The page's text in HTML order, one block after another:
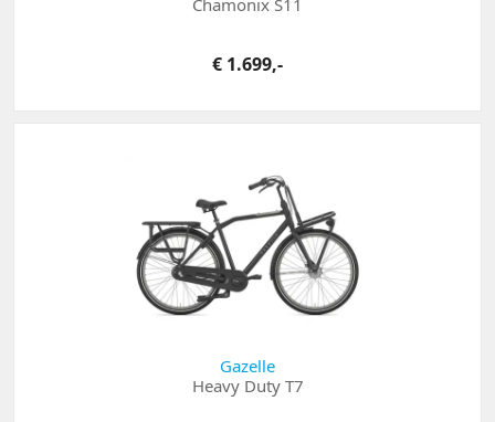
Chamonix S11
€ 1.699,-
Gazelle
Heavy Duty T7